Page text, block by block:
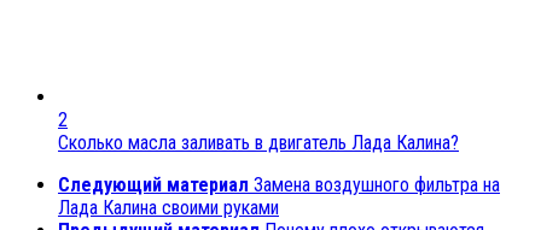
2
Сколько масла заливать в двигатель Лада Калина?
Следующий материал Замена воздушного фильтра на
Лада Калина своими руками